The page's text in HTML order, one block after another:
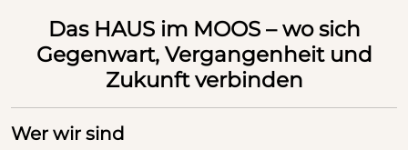
Das HAUS im MOOS – wo sich
Gegenwart, Vergangenheit und
Zukunft verbinden
Wer wir sind